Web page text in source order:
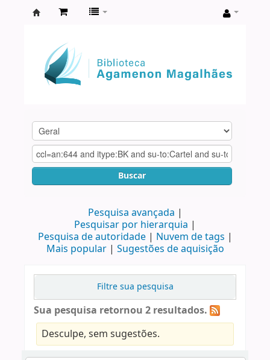
Agamenon
Magalhães
Buscar
Pesquisa avançada
Pesquisar por hierarquia
Pesquisa de autoridade
Nuvem de tags
Mais popular
Sugestões de aquisição
Filtre sua pesquisa
Sua pesquisa retornou 2 resultados.
Desculpe, sem sugestões.